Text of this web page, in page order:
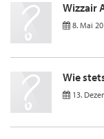
Wizzair
8. Mai
Wie
13.